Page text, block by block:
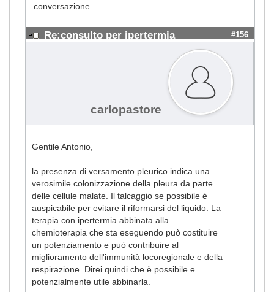
conversazione.
Re:consulto per ipertermia #156
carlopastore
Gentile Antonio,
la presenza di versamento pleurico indica una
verosimile colonizzazione della pleura da parte
delle cellule malate. Il talcaggio se possibile è
auspicabile per evitare il riformarsi del liquido. La
terapia con ipertermia abbinata alla
chemioterapia che sta eseguendo può costituire
un potenziamento e può contribuire al
miglioramento dell'immunità locoregionale e della
respirazione. Direi quindi che è possibile e
potenzialmente utile abbinarla.